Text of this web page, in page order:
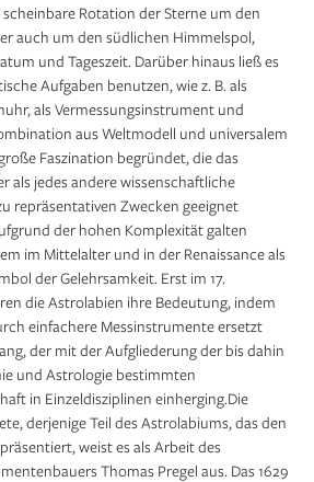
Rotation der Sterne um den
auch um den südlichen Himmelspol,
und Tageszeit. Darüber hinaus ließ es
Aufgaben benutzen, wie z. B. als
als Vermessungsinstrument und
aus Weltmodell und universalem
Faszination begründet, die das
als jedes andere wissenschaftliche
repräsentativen Zwecken geeignet
der hohen Komplexität galten
im Mittelalter und in der Renaissance als
der Gelehrsamkeit. Erst im 17.
die Astrolabien ihre Bedeutung, indem
einfachere Messinstrumente ersetzt
der mit der Aufgliederung der bis dahin
und Astrologie bestimmten
in Einzeldisziplinen einherging.Die
derjenige Teil des Astrolabiums, das den
weist es als Arbeit des
Thomas Pregel aus. Das 1629